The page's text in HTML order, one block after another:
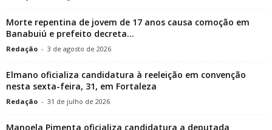
Morte repentina de jovem de 17 anos causa comoção em
Banabuiú e prefeito decreta...
Redação - 3 de agosto de 2026
Elmano oficializa candidatura à reeleição em convenção
nesta sexta-feira, 31, em Fortaleza
Redação - 31 de julho de 2026
Manoela Pimenta oficializa candidatura a deputada